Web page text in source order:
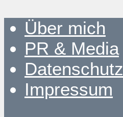
Über mich
PR & Media
Datenschutz
Impressum